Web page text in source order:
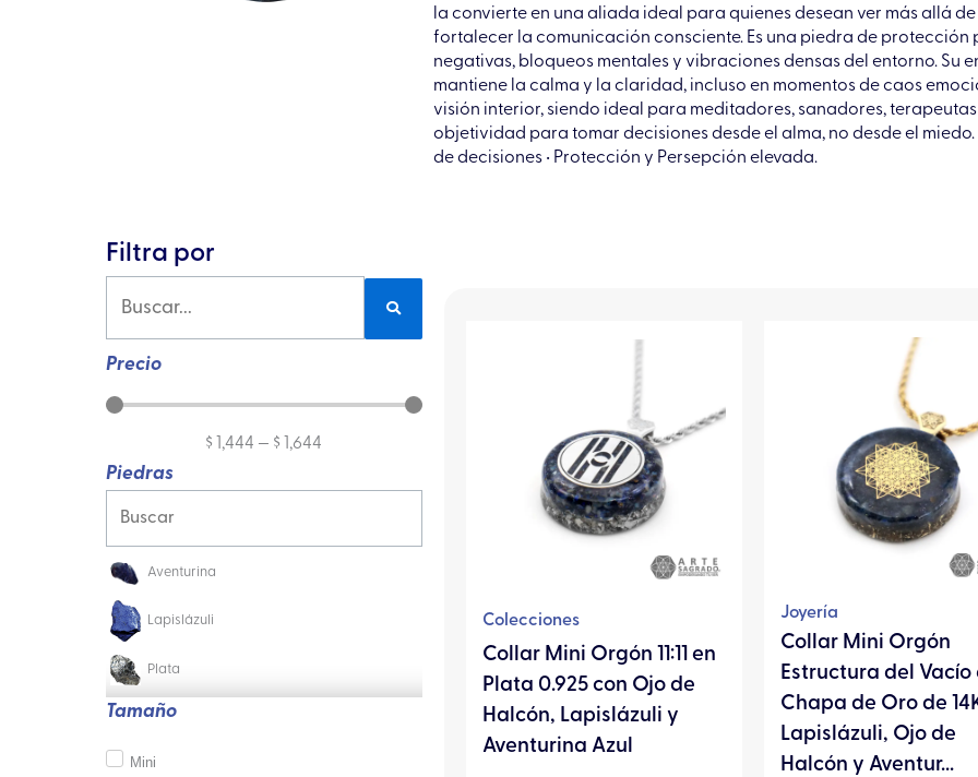
la convierte en una aliada ideal para quienes desean ver más allá
fortalecer la comunicación consciente. Es una piedra de
negativas, bloqueos mentales y vibraciones densas del entorno. Su
mantiene la calma y la claridad, incluso en momentos de caos
visión interior, siendo ideal para meditadores, sanadores,
objetividad para tomar decisiones desde el alma, no desde el miedo.
de decisiones • Protección y Persepción elevada.
Filtra por
Precio
$ 1,444 — $ 1,644
Piedras
Aventurina
Lapislázuli
Plata
Tamaño
Mini
Colecciones
Collar Mini Orgón 11:11 en
Plata 0.925 con Ojo de
Halcón, Lapislázuli y
Aventurina Azul
producto
tiene
múltiples
variantes.
Las
opciones
pueden
página
Joyería
Collar Mini Orgón
Estructura del Vacío
Chapa de Oro de
Lapislázuli, Ojo de
Halcón y Aventur...
Este
Las
se
pueden
en
la
página
de